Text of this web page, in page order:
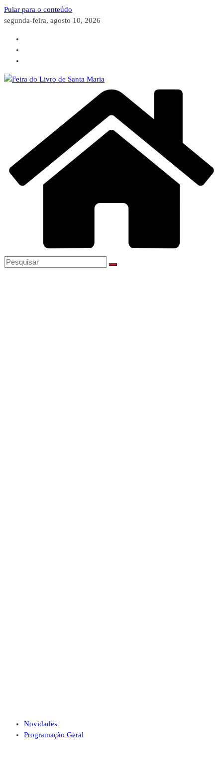
Pular para o conteúdo
segunda-feira, agosto 10, 2026
Novidades
Programação Geral